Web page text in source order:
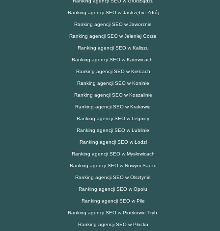
Ranking agencji SEO w Jastrzębie Zdrój
Ranking agencji SEO w Jaworznie
Ranking agencji SEO w Jeleniej Górze
Ranking agencji SEO w Kaliszu
Ranking agencji SEO w Katowicach
Ranking agencji SEO w Kielcach
Ranking agencji SEO w Koninie
Ranking agencji SEO w Koszalinie
Ranking agencji SEO w Krakowie
Ranking agencji SEO w Legnicy
Ranking agencji SEO w Lublinie
Ranking agencji SEO w Łodzi
Ranking agencji SEO w Mysłowicach
Ranking agencji SEO w Nowym Sączu
Ranking agencji SEO w Olsztynie
Ranking agencji SEO w Opolu
Ranking agencji SEO w Pile
Ranking agencji SEO w Piotrkowie Tryb.
Ranking agencji SEO w Płocku